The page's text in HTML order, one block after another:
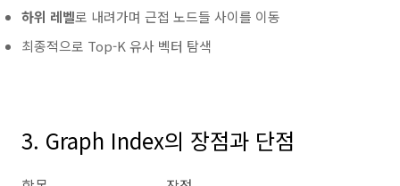
하위 레벨로 내려가며 근접 노드들 사이를 이동
최종적으로 Top-K 유사 벡터 탐색
3. Graph Index의 장점과 단점